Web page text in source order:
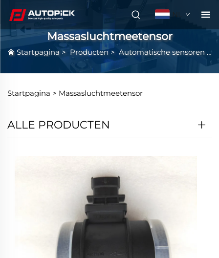
NL
Massasluchtmeetensor
Startpagina > Producten> Automatische sensoren
Startpagina > Massasluchtmeetensor
ALLE PRODUCTEN